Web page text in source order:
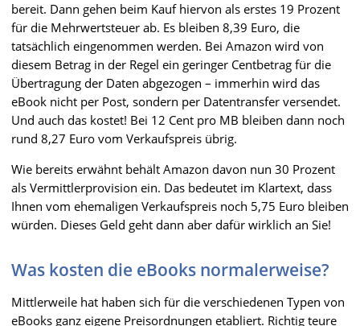
bereit. Dann gehen beim Kauf hiervon als erstes 19 Prozent
für die Mehrwertsteuer ab. Es bleiben 8,39 Euro, die
tatsächlich eingenommen werden. Bei Amazon wird von
diesem Betrag in der Regel ein geringer Centbetrag für die
Übertragung der Daten abgezogen – immerhin wird das
eBook nicht per Post, sondern per Datentransfer versendet.
Und auch das kostet! Bei 12 Cent pro MB bleiben dann noch
rund 8,27 Euro vom Verkaufspreis übrig.
Wie bereits erwähnt behält Amazon davon nun 30 Prozent
als Vermittlerprovision ein. Das bedeutet im Klartext, dass
Ihnen vom ehemaligen Verkaufspreis noch 5,75 Euro bleiben
würden. Dieses Geld geht dann aber dafür wirklich an Sie!
Was kosten die eBooks normalerweise?
Mittlerweile hat haben sich für die verschiedenen Typen von
eBooks ganz eigene Preisordnungen etabliert. Richtig teure